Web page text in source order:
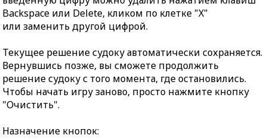
Backspace или Delete, кликом по клетке "X"
или заменить другой цифрой.
Текущее решение судоку автоматически сохраняется.
Вернувшись позже, вы сможете продолжить
решение судоку с того момента, где остановились.
Чтобы начать игру заново, просто нажмите кнопку
"Очистить".
Назначение кнопок: